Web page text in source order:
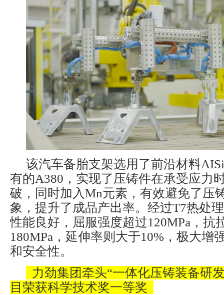
该汽车备胎支架选用了前沿材料
有的A380，实现了压铸件在承受应力
破，同时加入Mn元素，有效避免了压
象，提升了成品产出率。经过T7热处
性能良好，屈服强度超过120MPa，抗
180MPa，延伸率则大于10%，极大增
和安全性。
力劲集团牵头“一体化压铸装备研
目荣获科学技术奖一等奖